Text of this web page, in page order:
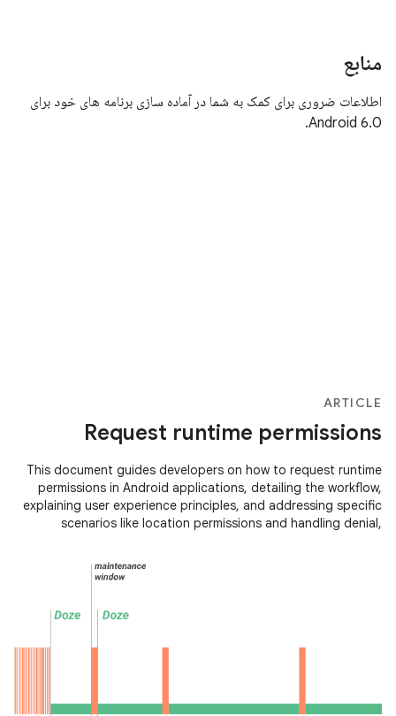
منابع
اطلاعات ضروری برای کمک به شما در آماده سازی برنامه های خود برای
Android 6.0.
ARTICLE
Request runtime permissions
This document guides developers on how to request runtime
permissions in Android applications, detailing the workflow,
explaining user experience principles, and addressing specific
scenarios like location permissions and handling denial,